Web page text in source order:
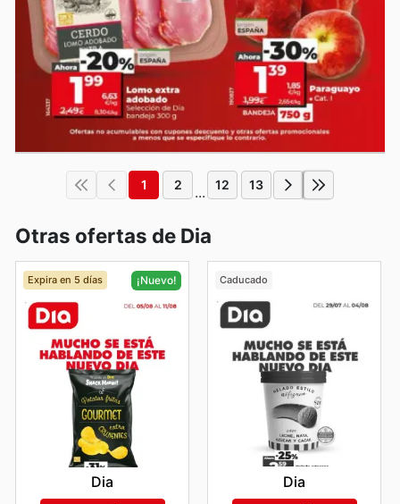
1 2 ... 12 13
Otras ofertas de Dia
Expira en 5 días ¡Nuevo!
Dia
Caducado
Dia